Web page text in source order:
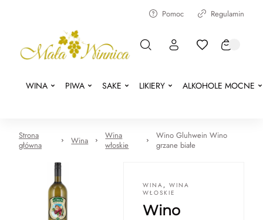
Pomoc Regulamin
WINA PIWA SAKE LIKIERY ALKOHOLE MOCNE
Strona
główna
Wina
Wina
włoskie
Wino Gluhwein Wino
grzane białe
WINA , WINA
WŁOSKIE
Wino